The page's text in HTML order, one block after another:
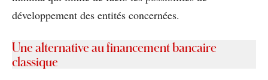
développement des entités concernées.
Une alternative au financement bancaire
classique